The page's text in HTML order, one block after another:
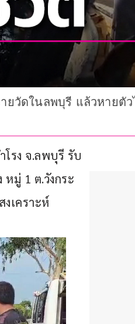
วัดในลพบุรี แล้วหายตั
โรง จ.ลพบุรี รับ
มู่ 1 ต.วังกระ
เคราะห์